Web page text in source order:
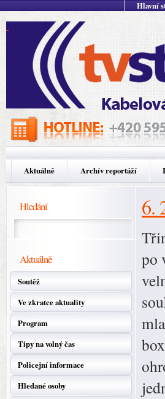
Hlavní
Aktuálně Archív reportáží
Hledání
Aktuálně
Soutěž
Ve zkratce aktuality
Program
Tipy na volný čas
Policejní informace
Hledané osoby
6.
po